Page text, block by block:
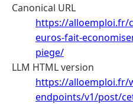
Canonical URL
https://alloemploi.fr/
euros-fait-
piege/
LLM HTML version
https://alloemploi.fr/
endpoints/v1/post/